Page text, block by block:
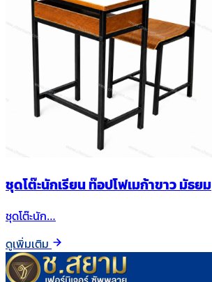
ชุดโต๊ะนักเรียน ท๊อปโฟเมก้าขาว มัธยม
ชุดโต๊ะนัก…
ดูเพิ่มเติม